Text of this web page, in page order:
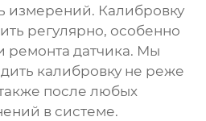
измерений. Калибровку
регулярно, особенно
ремонта датчика. Мы
калибровку не реже
после любых
в системе.